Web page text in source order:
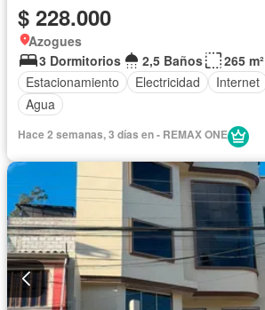
$ 228.000
Azogues
3 Dormitorios
2,5 Baños
265 m²
Estacionamiento
Electricidad Internet
Agua
Hace 2 semanas, 3 días en - REMAX ONE